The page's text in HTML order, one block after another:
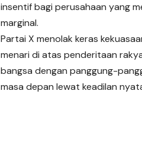
insentif bagi perusahaan yang
marginal.
Partai X menolak keras
menari di atas penderitaan
bangsa dengan panggung-
masa depan lewat keadilan